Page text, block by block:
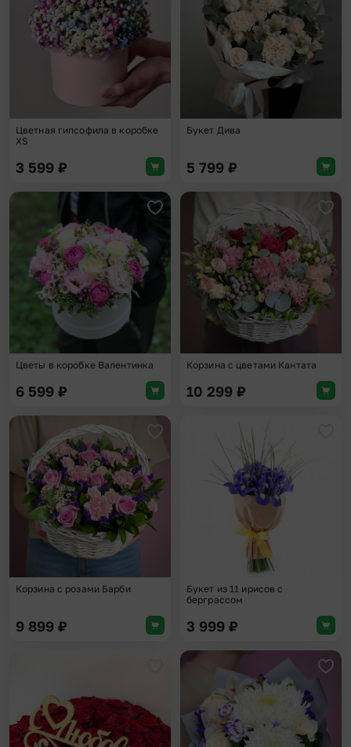
Цветная гипсофила в коробке
XS
3 599 ₽
Букет Дива
5 799 ₽
Добавить в избранное
Цветы в коробке Валентинка
6 599 ₽
Корзина с цветами Кантата
10 299 ₽
Добавить в избранное
Корзина с розами Барби
9 899 ₽
Букет из 11 ирисов с
берграссом
3 999 ₽
Добавить в избранное